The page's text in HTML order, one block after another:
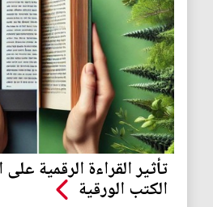
تأثير القراءة الرقمية
الكتب الورقية